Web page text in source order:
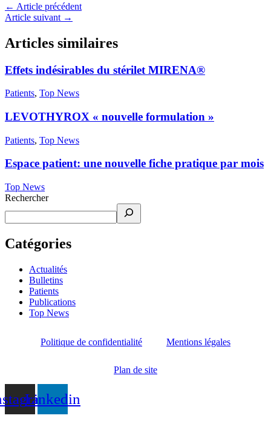
← Article précédent
Article suivant →
Articles similaires
Effets indésirables du stérilet MIRENA®
Patients, Top News
LEVOTHYROX « nouvelle formulation »
Patients, Top News
Espace patient: une nouvelle fiche pratique par mois
Top News
Rechercher
Catégories
Actualités
Bulletins
Patients
Publications
Top News
Politique de confidentialité Mentions légales
Plan de site
Linkedin